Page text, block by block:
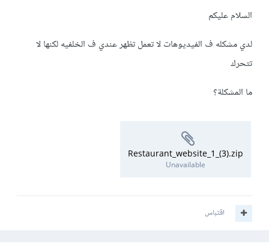
السلام عليكم
لدي مشكله ف الفيديوهات لا تعمل تظهر عندي ف الخلفيه لكنها لا
تتحرك
ما المشكلة؟
Restaurant_website_1_(3).zip
Unavailable
اقتباس